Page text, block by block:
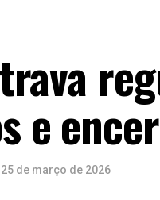
e
25 de março de 2026